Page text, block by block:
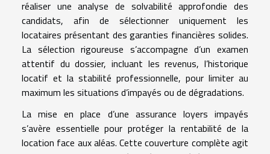
réaliser une analyse de solvabilité approfondie des
candidats, afin de sélectionner uniquement les
locataires présentant des garanties financières solides.
La sélection rigoureuse s’accompagne d’un examen
attentif du dossier, incluant les revenus, l’historique
locatif et la stabilité professionnelle, pour limiter au
maximum les situations d’impayés ou de dégradations.
La mise en place d’une assurance loyers impayés
s’avère essentielle pour protéger la rentabilité de la
location face aux aléas. Cette couverture complète agit